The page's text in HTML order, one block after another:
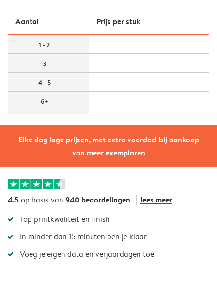
Elke dag lage prijzen, met extra voordeel bij aankoop
van meer exemplaren
Aantal Prijs per stuk
1 - 2
3
4 - 5
6+
4.5op basis van 940 beoordelingen lees meer
Top printkwaliteit en finish
In minder dan 15 minuten ben je klaar
Voeg je eigen data en verjaardagen toe